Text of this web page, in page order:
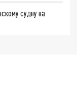
судну на